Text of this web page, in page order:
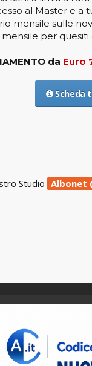
al Master e a
mensile sulle
per quesiti
da Euro
Scheda
Studio Albonet